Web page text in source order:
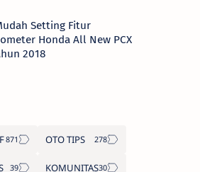
Setting Fitur
Honda All New PCX
2018
OTO TIPS
KOMUNITAS